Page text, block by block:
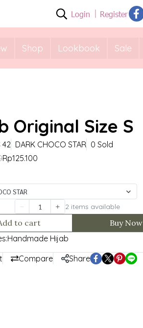
Login Register
Shop Lookbook Sale
Original Size S
42 DARK CHOCO STAR 0 Sold
Rp125.100
STAR
2 items available
to cart
Buy Now
Handmade Hijab
Compare Share